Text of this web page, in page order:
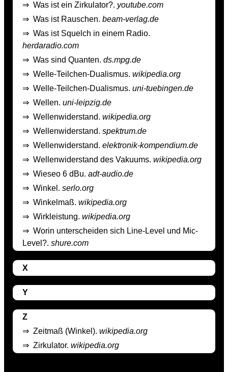
⇒ Was ist ein Zirkulator?. youtube.com
⇒ Was ist Rauschen. beam-verlag.de
⇒ Was ist Squelch in einem Radio.
herdaradio.com
⇒ Was sind Quanten. ds.mpg.de
⇒ Welle-Teilchen-Dualismus. wikipedia.org
⇒ Welle-Teilchen-Dualismus. uni-tuebingen.de
⇒ Wellen. uni-leipzig.de
⇒ Wellenwiderstand. wikipedia.org
⇒ Wellenwiderstand. spektrum.de
⇒ Wellenwiderstand. elektronik-kompendium.de
⇒ Wellenwiderstand des Vakuums. wikipedia.org
⇒ Wieseo 6 dBu. adt-audio.de
⇒ Winkel. serlo.org
⇒ Winkelmaß. wikipedia.org
⇒ Wirkleistung. wikipedia.org
⇒ Worin unterscheiden sich Line-Level und Mic-
Level?. shure.com
X
Y
Z
⇒ Zeitmaß (Winkel). wikipedia.org
⇒ Zirkulator. wikipedia.org